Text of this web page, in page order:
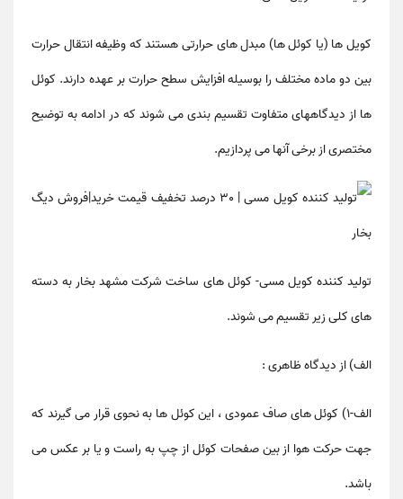
کویل ها (یا کوئل ها) مبدل های حرارتی هستند که وظیفه انتقال حرارت
بین دو ماده مختلف را بوسیله افزایش سطح حرارت بر عهده دارند. کوئل
ها از دیدگاههای متفاوت تقسیم بندی می شوند که در ادامه به توضیح
مختصری از برخی آنها می پردازیم.
تولید کننده کویل مسی- کوئل های ساخت شرکت مشهد بخار به دسته
های کلی زیر تقسیم می شوند.
الف) از دیدگاه ظاهری :
الف-۱) کوئل های صاف عمودی ، این کوئل ها به نحوی قرار می گیرند که
جهت حرکت هوا از بین صفحات کوئل از چپ به راست و یا بر عکس می
باشد.